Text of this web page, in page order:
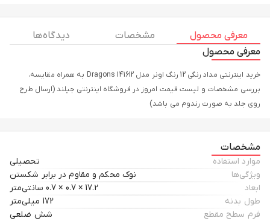
معرفی محصول مشخصات
دیدگاه ها
معرفی محصول
خرید اینترنتی مداد رنگی 12 رنگ اونر مدل 141612 Dragons به همراه مقایسه،
بررسی مشخصات و لیست قیمت امروز در فروشگاه اینترنتی جیلند (ارسال طرح
روی جلد به صورت رندوم می باشد)
مشخصات
موارد استفاده
تحصیلی
ویژگی‌ها
نوک محکم و مقاوم در برابر شکستن
ابعاد
17.2 × 0.7 × 0.7 سانتی‌متر
طول بدنه
172 میلی‌متر
فرم سطح مقطع
شش ضلعی